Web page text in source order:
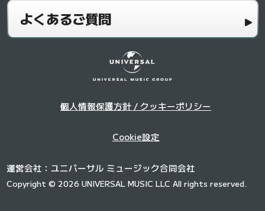
よくあるご質問
個人情報保護方針 / クッキーポリシー
Cookie設定
運営会社：ユニバーサル ミュージック合同会社
Copyright © 2026 UNIVERSAL MUSIC LLC All rights reserved.